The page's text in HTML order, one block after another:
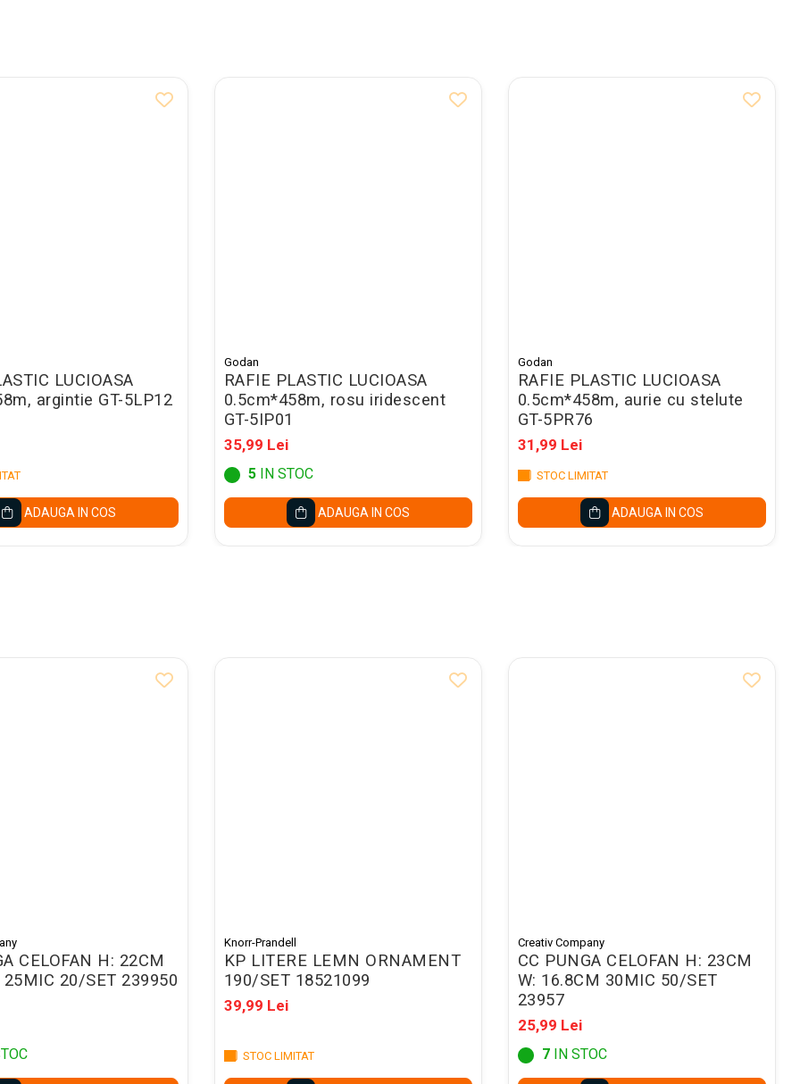
LUCIOASA
argintie GT-5LP12
ADAUGA IN COS
Godan
RAFIE PLASTIC LUCIOASA
0.5cm*458m, rosu iridescent
GT-5IP01
35,99 Lei
5IN STOC
ADAUGA IN COS
Godan
RAFIE PLASTIC LUCIOASA
0.5cm*458m, aurie cu stelute
GT-5PR76
31,99 Lei
STOC LIMITAT
ADAUGA IN COS
CELOFAN H: 22CM
25MIC 20/SET 239950
Knorr-Prandell
KP LITERE LEMN ORNAMENT
190/SET 18521099
39,99 Lei
STOC LIMITAT
Creativ Company
CC PUNGA CELOFAN H: 23CM
W: 16.8CM 30MIC 50/SET
23957
25,99 Lei
7IN STOC